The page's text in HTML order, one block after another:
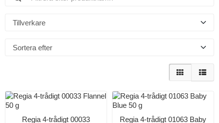
Tillverkare
Sortera efter
Regia 4-trådigt 00033
Regia 4-trådigt 01063 Baby